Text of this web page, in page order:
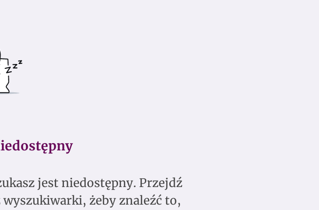
jest niedostępny. Przejdź
żeby znaleźć to,